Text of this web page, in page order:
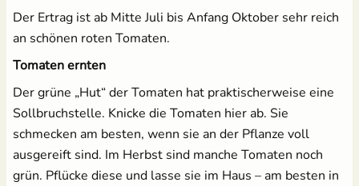
Der Ertrag ist ab Mitte Juli bis Anfang Oktober sehr reich
an schönen roten Tomaten.
Tomaten ernten
Der grüne „Hut“ der Tomaten hat praktischerweise eine
Sollbruchstelle. Knicke die Tomaten hier ab. Sie
schmecken am besten, wenn sie an der Pflanze voll
ausgereift sind. Im Herbst sind manche Tomaten noch
grün. Pflücke diese und lasse sie im Haus – am besten in